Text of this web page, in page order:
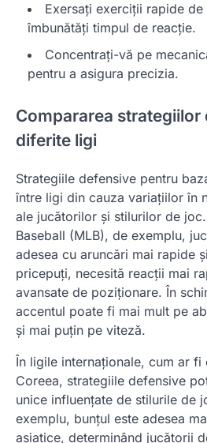
Exersați exerciții rapide
îmbunătăți timpul de reacție.
Concentrați-vă pe
pentru a asigura precizia.
Compararea strategiilor
diferite ligi
Strategiile defensive pentru
între ligi din cauza variațiilor în
ale jucătorilor și stilurilor de
Baseball (MLB), de exemplu,
adesea cu aruncări mai rapide
pricepuți, necesită reacții mai
avansate de poziționare. În
accentul poate fi mai mult pe
și mai puțin pe viteză.
În ligile internaționale, cum ar fi
Coreea, strategiile defensive
unice influențate de stilurile de
exemplu, bunțul este adesea
asiatice, determinând jucătorii